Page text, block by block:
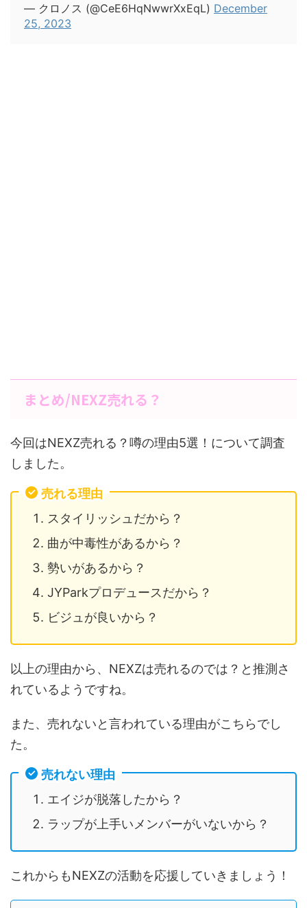
— クロノス (@CeE6HqNwwrXxEqL) December
25, 2023
まとめ/NEXZ売れる？
今回はNEXZ売れる？噂の理由5選！について調査
しました。
売れる理由
スタイリッシュだから？
曲が中毒性があるから？
勢いがあるから？
JYParkプロデュースだから？
ビジュが良いから？
以上の理由から、NEXZは売れるのでは？と推測さ
れているようですね。
また、売れないと言われている理由がこちらでし
た。
売れない理由
エイジが脱落したから？
ラップが上手いメンバーがいないから？
これからもNEXZの活動を応援していきましょう！